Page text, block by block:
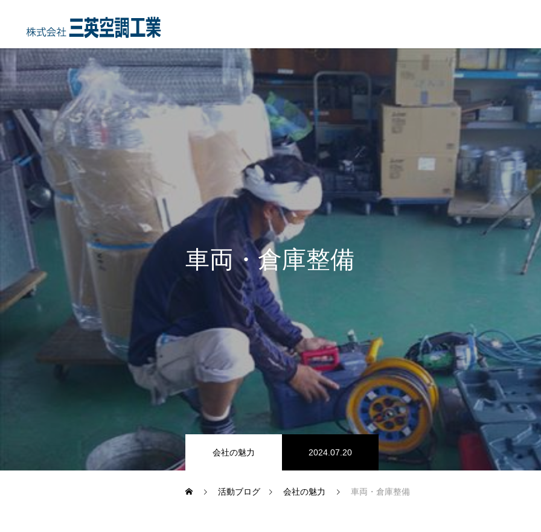
HOME
COMPANY
事業内容 会社概要・沿革・所在地 経営理念
健康経営 SDGs認証
RECRUIT
車両・倉庫整備
会社の魅力 2024.07.20
活動ブログ 会社の魅力 車両・倉庫整備